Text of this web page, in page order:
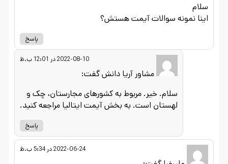
سلام
اینا نمونه سوالات آیمت هستش؟
پاسخ
مشاور آریا دانشگفت:
2022-08-10 در 12:01 ب.ظ
سلام. خیر. مربوط به کشورهای مجارستان، چک و
لهستان است. به بخش آیمت ایتالیا مراجعه کنید.
پاسخ
2022-06-24 در 5:34 ب.ظ